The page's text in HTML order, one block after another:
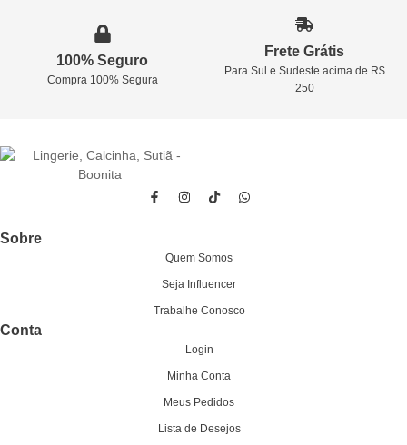
100% Seguro
Compra 100% Segura
Frete Grátis
Para Sul e Sudeste acima de R$
250
Sobre
Quem Somos
Seja Influencer
Trabalhe Conosco
Conta
Login
Minha Conta
Meus Pedidos
Lista de Desejos